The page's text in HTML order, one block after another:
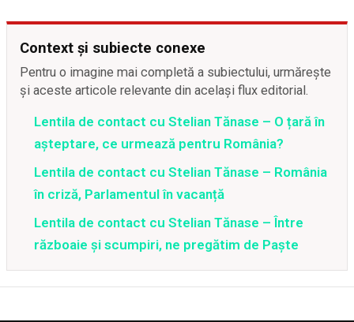
Context și subiecte conexe
Pentru o imagine mai completă a subiectului, urmărește
și aceste articole relevante din același flux editorial.
Lentila de contact cu Stelian Tănase – O țară în
așteptare, ce urmează pentru România?
Lentila de contact cu Stelian Tănase – România
în criză, Parlamentul în vacanță
Lentila de contact cu Stelian Tănase – Între
războaie și scumpiri, ne pregătim de Paște